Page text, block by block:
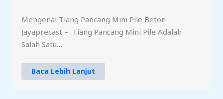
Mengenal Tiang Pancang Mini Pile Beton
Jayaprecast – Tiang Pancang Mini Pile Adalah
Salah Satu…
Baca Lebih Lanjut